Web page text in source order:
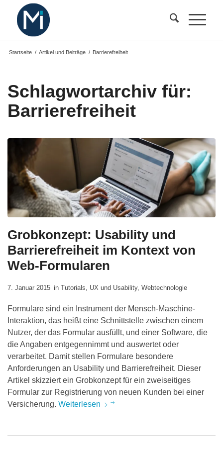
Startseite / Artikel und Beiträge / Barrierefreiheit
Schlagwortarchiv für:
Barrierefreiheit
Grobkonzept: Usability und
Barrierefreiheit im Kontext von
Web-Formularen
7. Januar 2015 in Tutorials UX und Usability, Webtechnologie
Formulare sind ein Instrument der Mensch-Maschine-
Interaktion, das heißt eine Schnittstelle zwischen einem
Nutzer, der das Formular ausfüllt, und einer Software, die
die Angaben entgegennimmt und auswertet oder
verarbeitet. Damit stellen Formulare besondere
Anforderungen an Usability und Barrierefreiheit. Dieser
Artikel skizziert ein Grobkonzept für ein zweiseitiges
Formular zur Registrierung von neuen Kunden bei einer
Versicherung. Weiterlesen